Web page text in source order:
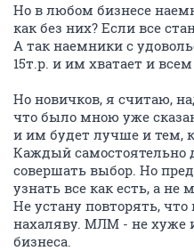
Но в любом бизнесе
как без них? Если все
А так наемники с
15т.р. и им хватает и
Но новичков, я считаю,
что было мною уже
и им будет лучше и тем,
Каждый самостоятельно
совершать выбор. Но
узнать все как есть, а
Не устану повторять,
нахаляву. МЛМ - не хуже
бизнеса.